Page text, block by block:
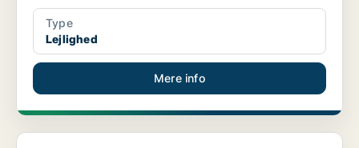
Type
Lejlighed
Mere info
Lejlighed i Odense C